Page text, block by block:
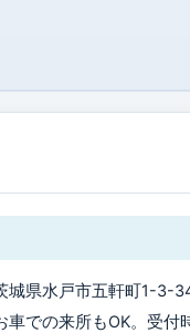
城県水戸市五軒町1-3-
での来所もOK。受